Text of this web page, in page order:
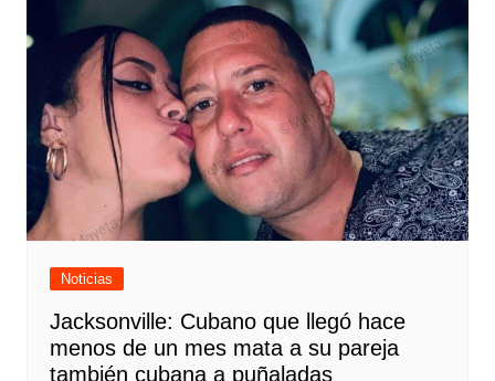
Noticias
Jacksonville: Cubano que llegó hace
menos de un mes mata a su pareja
también cubana a puñaladas